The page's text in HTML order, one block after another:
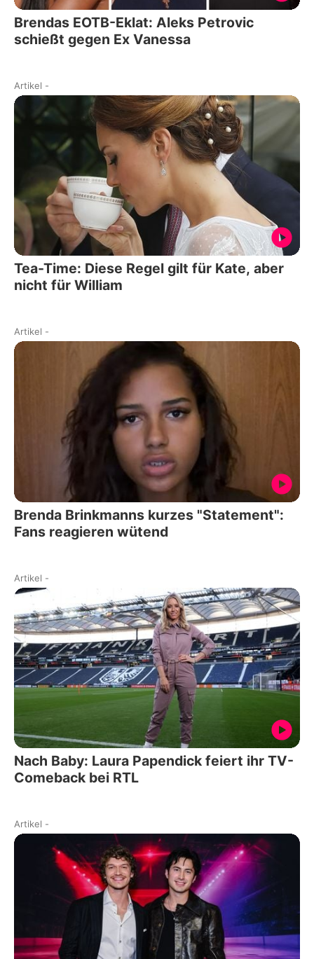
Brendas EOTB-Eklat: Aleks Petrovic
schießt gegen Ex Vanessa
Artikel -
Tea-Time: Diese Regel gilt für Kate, aber
nicht für William
Artikel -
Brenda Brinkmanns kurzes "Statement":
Fans reagieren wütend
Artikel -
Nach Baby: Laura Papendick feiert ihr TV-
Comeback bei RTL
Artikel -